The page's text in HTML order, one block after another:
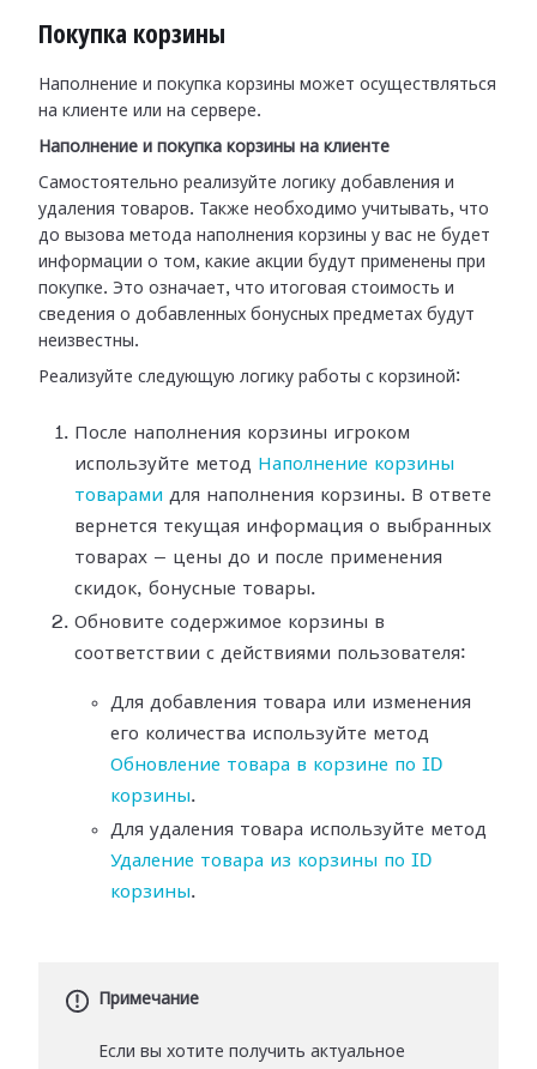
Покупка корзины
Наполнение и покупка корзины может осуществляться
на клиенте или на сервере.
Наполнение и покупка корзины на клиенте
Самостоятельно реализуйте логику добавления и
удаления товаров. Также необходимо учитывать, что
до вызова метода наполнения корзины у вас не будет
информации о том, какие акции будут применены при
покупке. Это означает, что итоговая стоимость и
сведения о добавленных бонусных предметах будут
неизвестны.
Реализуйте следующую логику работы с корзиной:
После наполнения корзины игроком
используйте метод Наполнение корзины
товарами для наполнения корзины. В ответе
вернется текущая информация о выбранных
товарах — цены до и после применения
скидок, бонусные товары.
Обновите содержимое корзины в
соответствии с действиями пользователя:
Для добавления товара или изменения
его количества используйте метод
Обновление товара в корзине по ID
корзины.
Для удаления товара используйте метод
Удаление товара из корзины по ID
корзины.
Примечание
Если вы хотите получить актуальное